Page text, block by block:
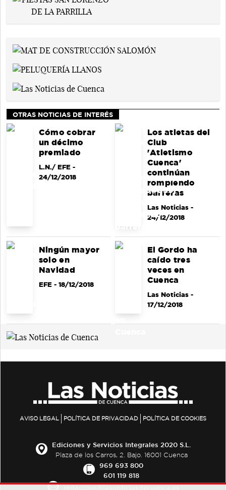
OTRAS NOTICIAS DE INTERÉS
Cómo cobrar
un décimo
premiado
L.N./ EFE-
24/12/2018
Los atletas del
Club
'Atletismo
Cuenca'
continúan
rompiendo
barreras
Las Noticias-
24/12/2018
Ningún mayor
solo en
Navidad
EFE- 18/12/2018
El Gordo ha
caído tres
veces en
Cuenca
Las Noticias-
17/12/2018
AVISO LEGAL POLÍTICA DE PRIVACIDAD POLÍTICA DE COOKIES
Ediciones y Servicios Integrales 2020 S.L.
Plaza de los Carros, 2. Bajo. 16001 Cuenca
969 693 800
601 119 818